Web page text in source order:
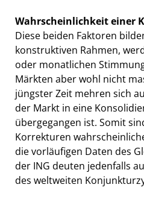
Wahrscheinlichkeit einer
Diese beiden Faktoren
konstruktiven Rahmen,
oder monatlichen
Märkten aber wohl nicht
jüngster Zeit mehren sich
der Markt in eine
übergegangen ist. Somit
Korrekturen
die vorläufigen Daten des
der ING deuten jedenfalls
des weltweiten